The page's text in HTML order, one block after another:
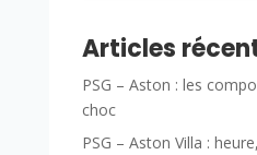
Articles
PSG – Aston : les
choc
PSG – Aston Villa :